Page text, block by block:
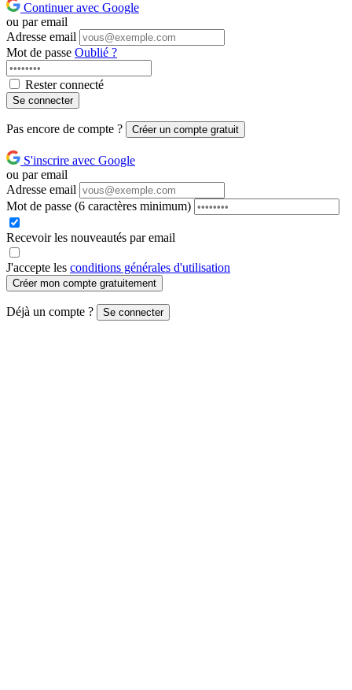
Continuer avec Google
ou par email
Adresse email
Mot de passe Oublié ?
Rester connecté
Se connecter
Pas encore de compte ? Créer un compte gratuit
S'inscrire avec Google
ou par email
Adresse email
Mot de passe (6 caractères minimum)
Recevoir les nouveautés par email
J'accepte les conditions générales d'utilisation
Créer mon compte gratuitement
Déjà un compte ? Se connecter